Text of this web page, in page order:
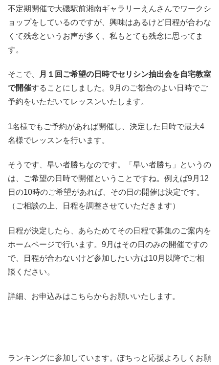
不定期開催で大磯駅前湘南ギャラリーえんさんでワークシ
ョップをしているのですが、興味はあるけど日程が合わな
くて残念というお声が多く、私もとても残念に思ってま
す。
そこで、
月１回ご希望の日時でセリシン抽出会を自宅教室
で開催することにしました。9月のご都合のよい日時でご
予約をいただいてレッスンいたします。
1名様でもご予約があれば開催し、決定した日時で最大4
名様でレッスンを行います。
そうです、早い者勝ちなのです。「早い者勝ち」というの
は、ご希望の日時で開催ということですね。例えば9月12
日の10時のご希望があれば、その日の開催は決定です。
（ご相談の上、日程を調整させていただきます）
日程が決定したら、あらためてその日程で募集のご案内を
ホームページで行います。9月はその日のみの開催ですの
で、日程が合わないけど参加したい方は10月以降でご相
談ください。
詳細、お申込みはこちらからお願いいたします。
ランキングに参加しています。ぽちっと応援よろしくお願